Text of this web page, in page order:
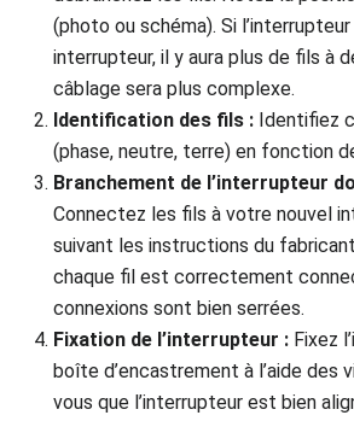
(photo ou schéma). Si
interrupteur, il y aura plus de fils à
câblage sera plus complexe.
Identification des fils : Identifiez
(phase, neutre, terre) en fonction
Branchement de l’interrupteur
Connectez les fils à votre nouvel
suivant les instructions du
chaque fil est correctement
connexions sont bien serrées.
Fixation de l’interrupteur : Fixez
boîte d’encastrement à l’aide des
vous que l’interrupteur est bien